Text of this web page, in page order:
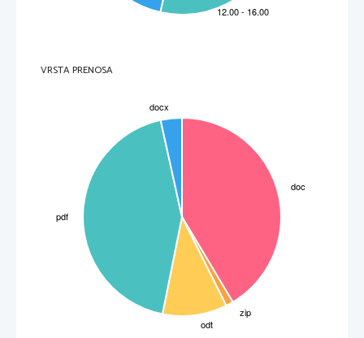
Cerkev je ustanovila Sveto inkvizicijo (1184), katere poglavitna naloga je
bila odkrivanje herezij. Inkvizicija je v  čarovništvu videla najresnejšo
kasneje. Na tej stopnji je imel inkvizitor popolne pristojnosti tožilca, porote
in sodnika. Procesi niso bili javni, osumljenec ni imel pravice do
VRSTA PRENOSA